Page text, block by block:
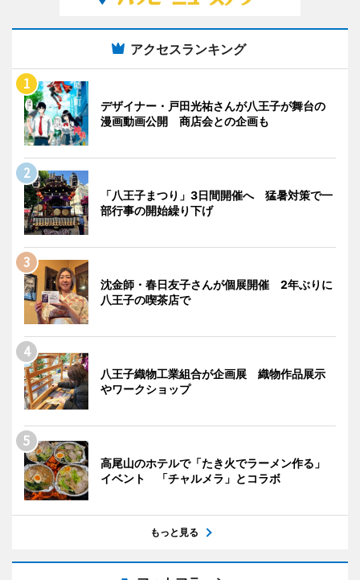
アクセスランキング
デザイナー・戸田光祐さんが八王子が舞台の
漫画動画公開 商店会との企画も
「八王子まつり」3日間開催へ 猛暑対策で一
部行事の開始繰り下げ
沈金師・春日友子さんが個展開催 2年ぶりに
八王子の喫茶店で
八王子織物工業組合が企画展 織物作品展示
やワークショップ
高尾山のホテルで「たき火でラーメン作る」
イベント 「チャルメラ」とコラボ
もっと見る